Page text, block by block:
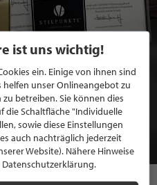
FÜR EINE GRATIS
STILPUNKTE®
BEWERBEN
ist uns wichtig!
ein. Einige von ihnen sind
unser Onlineangebot zu
betreiben. Sie können dies
die Schaltfläche "Individuelle
sowie diese Einstellungen
auch nachträglich jederzeit
Website). Nähere Hinweise